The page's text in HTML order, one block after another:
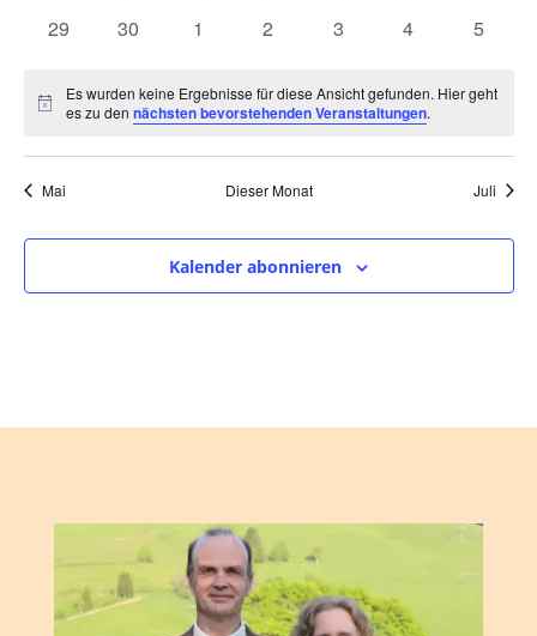
0
29
0
30
0
1
0
2
0
3
0
4
0
5
Hinweis
Es wurden keine Ergebnisse für diese Ansicht gefunden. Hier geht
es zu dennächsten bevorstehenden Veranstaltungen.
Mai Dieser Monat Juli
Kalender abonnieren